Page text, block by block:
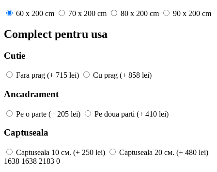
60 x 200 cm 70 x 200 cm 80 x 200 cm 90 x 200 cm
Complect pentru usa
Cutie
Fara prag (+ 715 lei) Cu prag (+ 858 lei)
Ancadrament
Pe o parte (+ 205 lei) Pe doua parti (+ 410 lei)
Captuseala
Captuseala 10 см. (+ 250 lei) Captuseala 20 см. (+ 480 lei)
1638 1638 2183 0